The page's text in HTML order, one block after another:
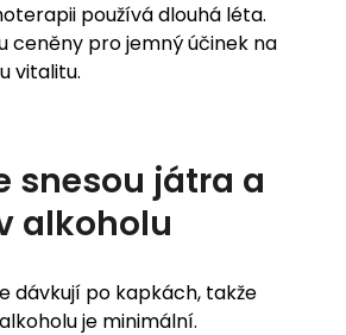
používá dlouhá léta.
ceněny pro jemný účinek na
vitalitu.
snesou játra a
alkoholu
dávkují po kapkách, takže
je minimální.